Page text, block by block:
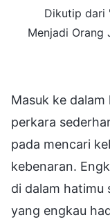
Dikutip dari
Menjadi Orang
Masuk ke
perkara
pada mencari
kebenaran.
di dalam hatimu
yang engkau